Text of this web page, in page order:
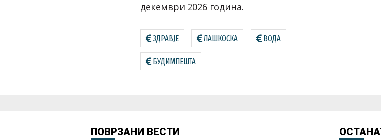
декември 2026 година.
ЗДРАВЈЕ ЛАШКОСКА ВОДА
БУДИМПЕШТА
ПОВРЗАНИ ВЕСТИ